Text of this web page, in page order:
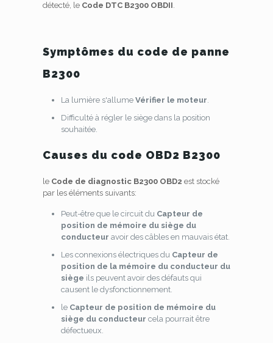
détecté, le Code DTC B2300 OBDII.
Symptômes du code de panne
B2300
La lumière s'allume Vérifier le moteur.
Difficulté à régler le siège dans la position
souhaitée.
Causes du code OBD2 B2300
le Code de diagnostic B2300 OBD2 est stocké
par les éléments suivants:
Peut-être que le circuit du Capteur de
position de mémoire du siège du
conducteur avoir des câbles en mauvais état.
Les connexions électriques du Capteur de
position de la mémoire du conducteur du
siège ils peuvent avoir des défauts qui
causent le dysfonctionnement.
le Capteur de position de mémoire du
siège du conducteur cela pourrait être
défectueux.